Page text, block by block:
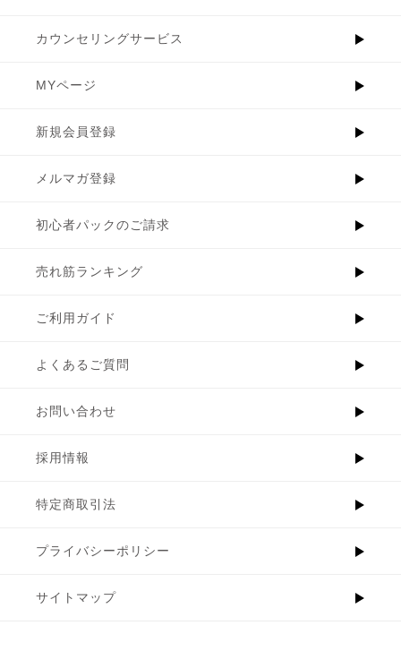
カウンセリングサービス
MYページ
新規会員登録
メルマガ登録
初心者パックのご請求
売れ筋ランキング
ご利用ガイド
よくあるご質問
お問い合わせ
採用情報
特定商取引法
プライバシーポリシー
サイトマップ